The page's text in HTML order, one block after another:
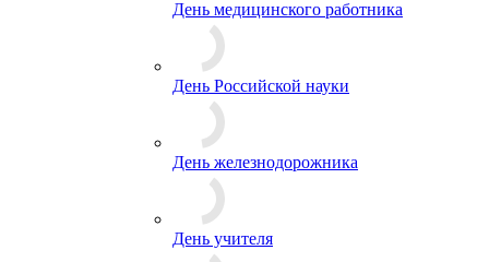
День медицинского работника
День Российской науки
День железнодорожника
День учителя